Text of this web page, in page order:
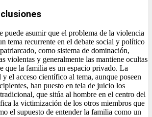
puede asumir que el problema de la violencia
tema recurrente en el debate social y político
como sistema de dominación,
violentas y generalmente las mantiene ocultas
que la familia es un espacio privado. La
el acceso científico al tema, aunque poseen
han puesto en tela de juicio los
que sitúa al hombre en el centro del
la victimización de los otros miembros que
el supuesto de entender la familia como un